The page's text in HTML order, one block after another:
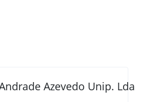
Azevedo Unip. Lda